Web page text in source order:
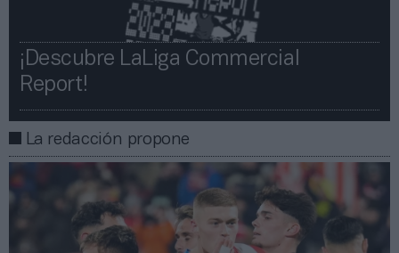
¡Descubre LaLiga Commercial
Report!​​
La redacción propone